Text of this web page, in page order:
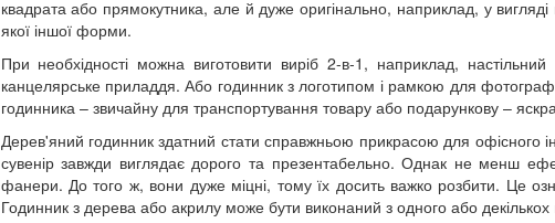
квадрата або прямокутника, але й дуже оригінально, наприклад, у
якої іншої форми.
При необхідності можна виготовити виріб 2-в-1, наприклад,
канцелярське приладдя. Або годинник з логотипом і рамкою для
годинника – звичайну для транспортування товару або подарункову –
Дерев'яний годинник здатний стати справжньою прикрасою для офісного
сувенір завжди виглядає дорого та презентабельно. Однак не менш
фанери. До того ж, вони дуже міцні, тому їх досить важко розбити. Це
Годинник з дерева або акрилу може бути виконаний з одного або декількох